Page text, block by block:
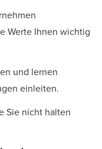
Werte Ihnen wichtig
und lernen
einleiten.
Sie nicht halten